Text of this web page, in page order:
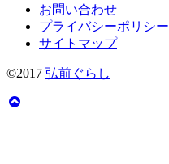
お問い合わせ
プライバシーポリシー
サイトマップ
©2017 弘前ぐらし